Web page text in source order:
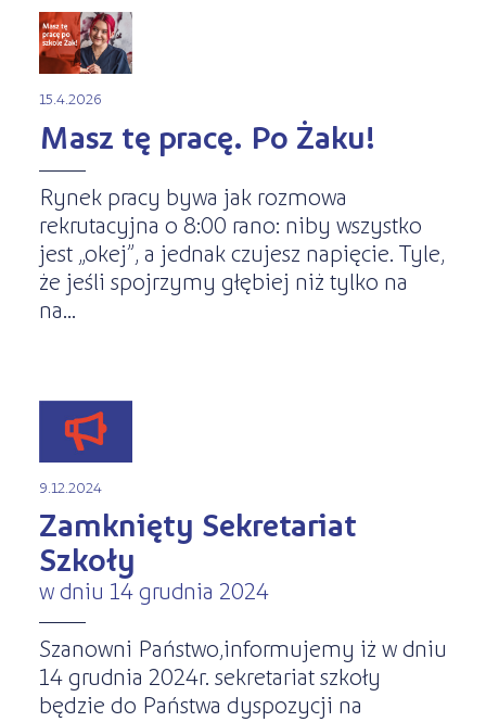
15.4.2026
Masz tę pracę. Po Żaku!
Rynek pracy bywa jak rozmowa
rekrutacyjna o 8:00 rano: niby wszystko
jest „okej”, a jednak czujesz napięcie. Tyle,
że jeśli spojrzymy głębiej niż tylko na
na...
9.12.2024
Zamknięty Sekretariat
Szkoły
w dniu 14 grudnia 2024
Szanowni Państwo,informujemy iż w dniu
14 grudnia 2024r. sekretariat szkoły
będzie do Państwa dyspozycji na